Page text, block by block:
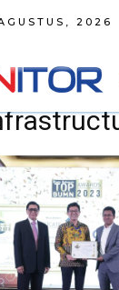
2026